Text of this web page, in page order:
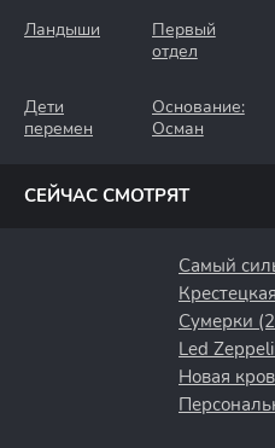
Ландыши
Первый
отдел
Дети
перемен
Основание:
Осман
СЕЙЧАС СМОТРЯТ
Самый
Сумерки
Led
Новая